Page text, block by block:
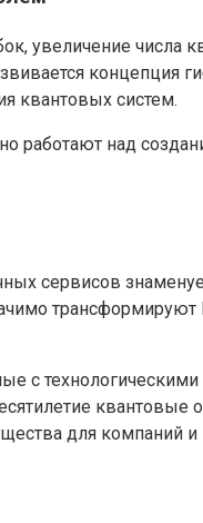
увеличение
концепция
квантовых систем.
работают над
сервисов
трансформируют
с
квантовые
для компаний и